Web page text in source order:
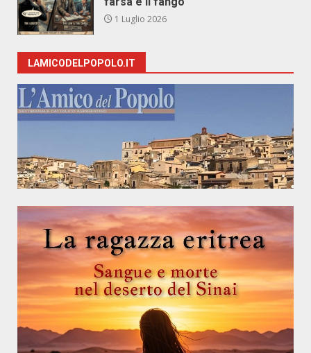
1 Luglio 2026
LAMICODELPOPOLO.IT